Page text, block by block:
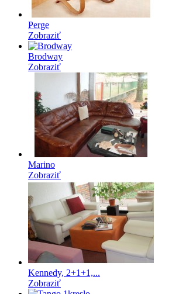
Perge
Zobraziť
Brodway
Zobraziť
Marino
Zobraziť
Kennedy, 2+1+1,...
Zobraziť